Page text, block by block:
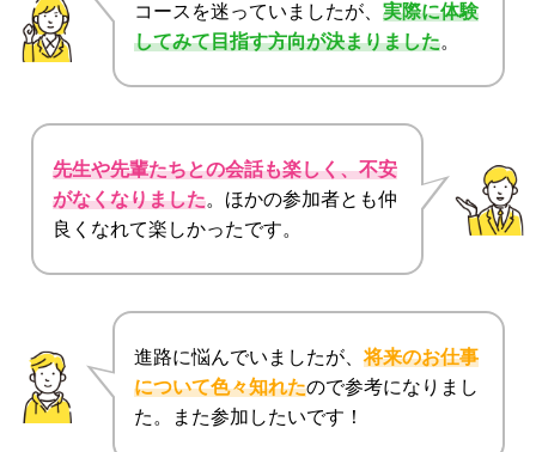
コースを迷っていましたが、 実際に体験
してみて目指す方向が決まりました。
先生や先輩たちとの会話も楽しく、不安
がなくなりました。ほかの参加者とも仲
良くなれて楽しかったです。
進路に悩んでいましたが、将来のお仕事
について色々知れたので参考になりまし
た。また参加したいです！